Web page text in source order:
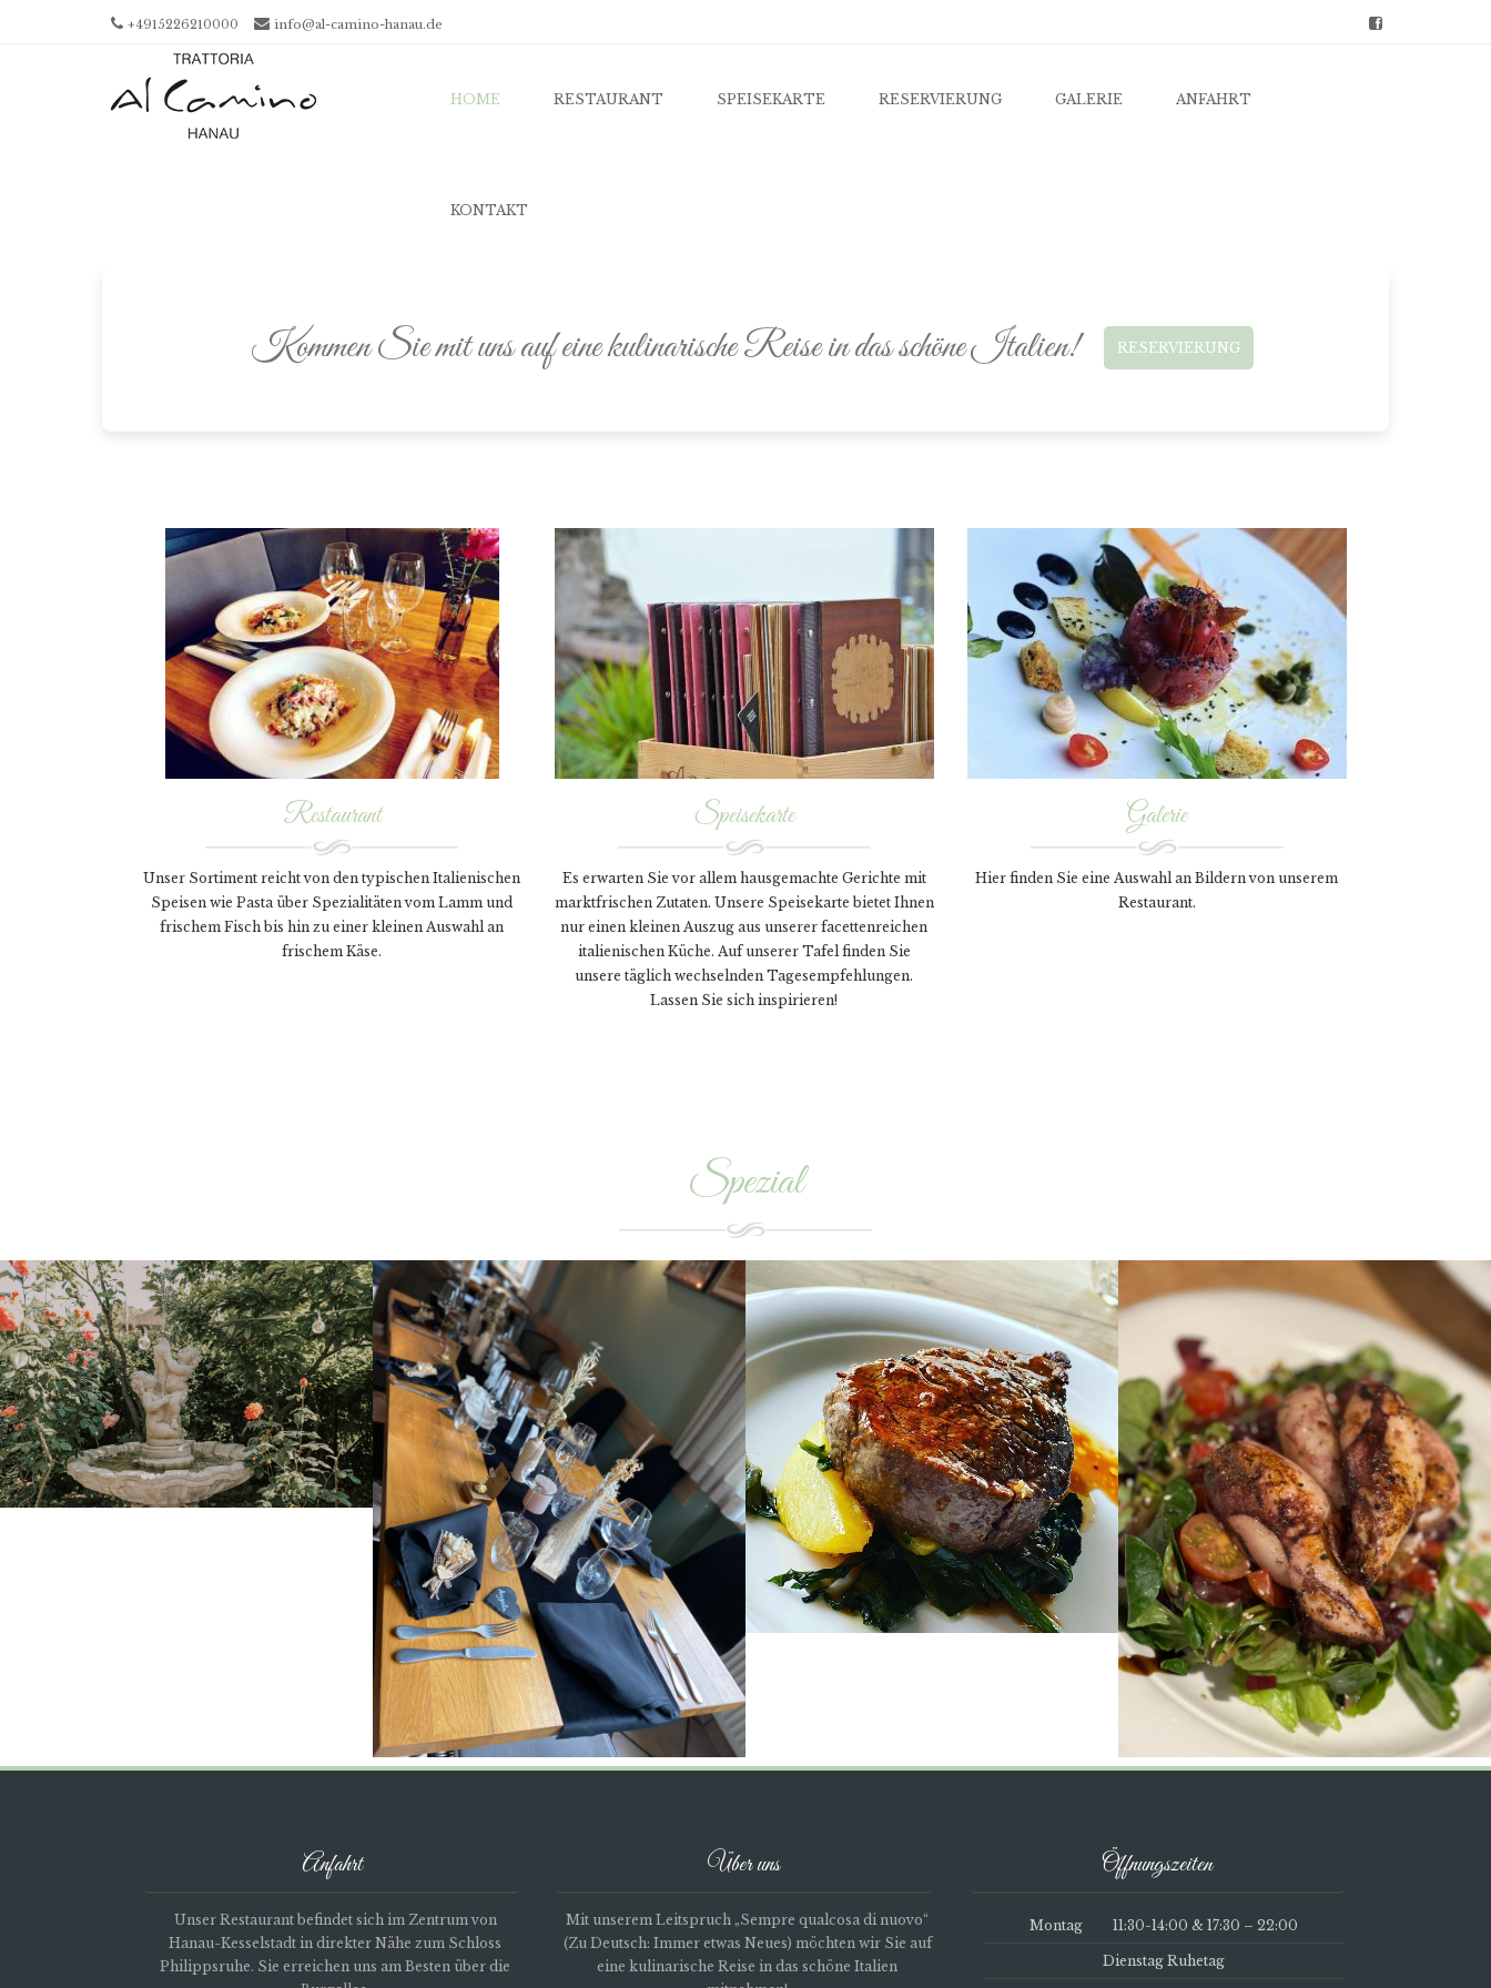
+4915226210000 info@al-camino-hanau.de
Menu
SKIP TO CONTENT
HOME RESTAURANT SPEISEKARTE RESERVIERUNG GALERIE ANFAHRT
KONTAKT
Kommen Sie mit uns auf eine kulinarische Reise in das schöne Italien! RESERVIERUNG
Restaurant
Unser Sortiment reicht von den typischen Italienischen
Speisen wie Pasta über Spezialitäten vom Lamm und
frischem Fisch bis hin zu einer kleinen Auswahl an
frischem Käse.
Speisekarte
Es erwarten Sie vor allem hausgemachte Gerichte mit
marktfrischen Zutaten. Unsere Speisekarte bietet Ihnen
nur einen kleinen Auszug aus unserer facettenreichen
italienischen Küche. Auf unserer Tafel finden Sie
unsere täglich wechselnden Tagesempfehlungen.
Lassen Sie sich inspirieren!
Galerie
Hier finden Sie eine Auswahl an Bildern von unserem
Restaurant.
Spezial
Anfahrt
Unser Restaurant befindet sich im Zentrum von
Hanau-Kesselstadt in direkter Nähe zum Schloss
Philippsruhe. Sie erreichen uns am Besten über die
Über uns
Mit unserem Leitspruch „Sempre qualcosa di nuovo“
(Zu Deutsch: Immer etwas Neues) möchten wir Sie auf
eine kulinarische Reise in das schöne Italien
Öffnungszeiten
Montag 11:30-14:00 & 17:30 – 22:00
Dienstag Ruhetag